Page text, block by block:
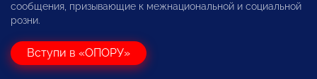
сообщения, призывающие к межнациональной и социальной
розни.
Вступи в «ОПОРУ»